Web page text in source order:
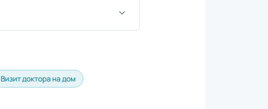
Визит доктора на дом